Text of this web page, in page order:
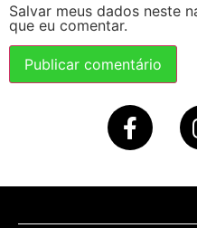
Salvar meus dados neste
que eu comentar.